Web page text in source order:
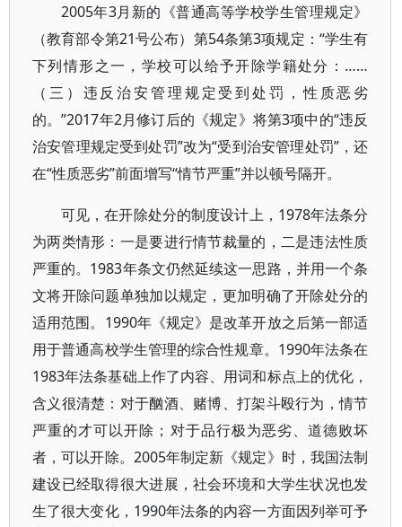
2005年3月新的《普通高等学校学生管理规定》
（教育部令第21号公布）第54条第3项规定：“学生有
下列情形之一，学校可以给予开除学籍处分：……
（三）违反治安管理规定受到处罚，性质恶劣
的。”2017年2月修订后的《规定》将第3项中的“违反
治安管理规定受到处罚”改为“受到治安管理处罚”，还
在“性质恶劣”前面增写“情节严重”并以顿号隔开。
可见，在开除处分的制度设计上，1978年法条分
为两类情形：一是要进行情节裁量的，二是违法性质
严重的。1983年条文仍然延续这一思路，并用一个条
文将开除问题单独加以规定，更加明确了开除处分的
适用范围。1990年《规定》是改革开放之后第一部适
用于普通高校学生管理的综合性规章。1990年法条在
1983年法条基础上作了内容、用词和标点上的优化，
含义很清楚：对于酗酒、赌博、打架斗殴行为，情节
严重的才可以开除；对于品行极为恶劣、道德败坏
者，可以开除。2005年制定新《规定》时，我国法制
建设已经取得很大进展，社会环境和大学生状况也发
生了很大变化，1990年法条的内容一方面因列举可予